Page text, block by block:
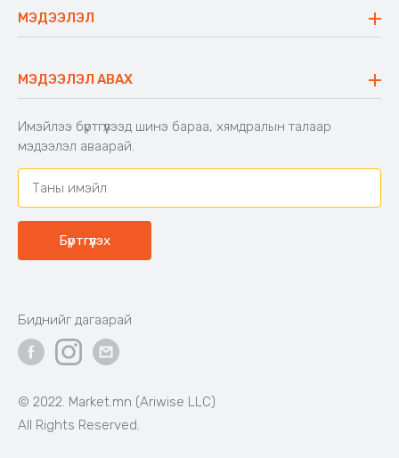
Блог
Сүүдрэвч
Аяны ширээ
Аяны түшлэгтэй сандал
МЭДЭЭЛЭЛ
Буцаалтын журам
Захиалга шалгах
Хамтран ажиллах
Холбоо барих
МЭДЭЭЛЭЛ АВАХ
Имэйлээ бүртгүүлээд шинэ бараа, хямдралын талаар
мэдээлэл аваарай.
Бүртгүүлэх
© 2022. Market.mn (Ariwise LLC)
All Rights Reserved.
Биднийг дагаарай